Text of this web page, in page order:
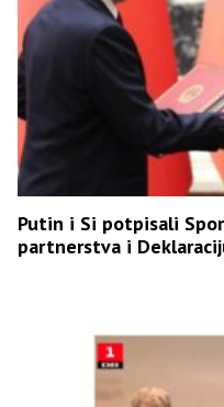
Putin i Si potpisali
partnerstva i